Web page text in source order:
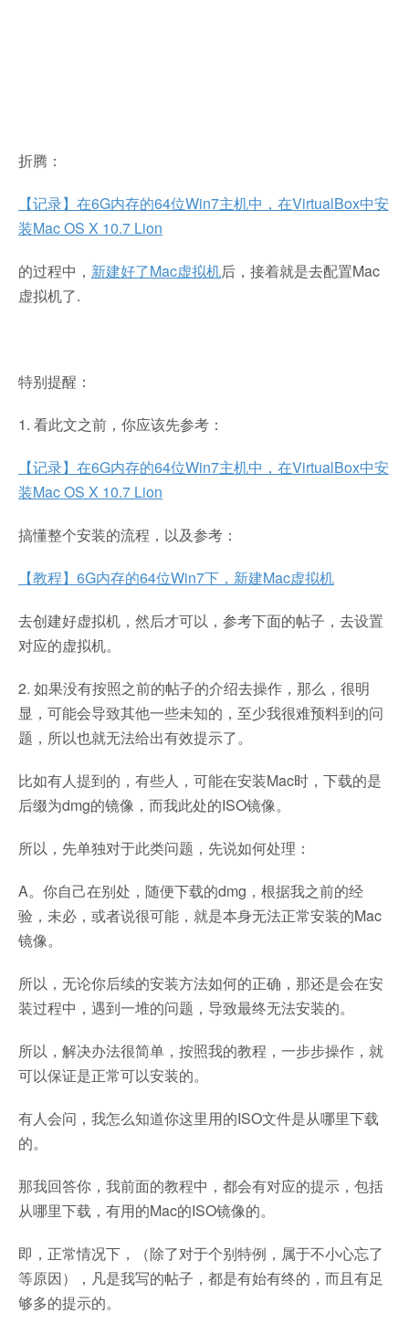
折腾：
【记录】在6G内存的64位Win7主机中，在VirtualBox中安
装Mac OS X 10.7 Lion
的过程中， 新建好了Mac虚拟机后，接着就是去配置Mac
虚拟机了.
特别提醒：
1. 看此文之前，你应该先参考：
【记录】在6G内存的64位Win7主机中，在VirtualBox中安
装Mac OS X 10.7 Lion
搞懂整个安装的流程，以及参考：
【教程】6G内存的64位Win7下，新建Mac虚拟机
去创建好虚拟机，然后才可以，参考下面的帖子，去设置
对应的虚拟机。
2. 如果没有按照之前的帖子的介绍去操作，那么，很明
显，可能会导致其他一些未知的，至少我很难预料到的问
题，所以也就无法给出有效提示了。
比如有人提到的，有些人，可能在安装Mac时，下载的是
后缀为dmg的镜像，而我此处的ISO镜像。
所以，先单独对于此类问题，先说如何处理：
A。你自己在别处，随便下载的dmg，根据我之前的经
验，未必，或者说很可能，就是本身无法正常安装的Mac
镜像。
所以，无论你后续的安装方法如何的正确，那还是会在安
装过程中，遇到一堆的问题，导致最终无法安装的。
所以，解决办法很简单，按照我的教程，一步步操作，就
可以保证是正常可以安装的。
有人会问，我怎么知道你这里用的ISO文件是从哪里下载
的。
那我回答你，我前面的教程中，都会有对应的提示，包括
从哪里下载，有用的Mac的ISO镜像的。
即，正常情况下，（除了对于个别特例，属于不小心忘了
等原因），凡是我写的帖子，都是有始有终的，而且有足
够多的提示的。